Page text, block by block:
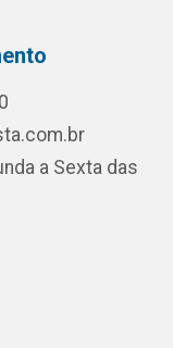
a Sexta das